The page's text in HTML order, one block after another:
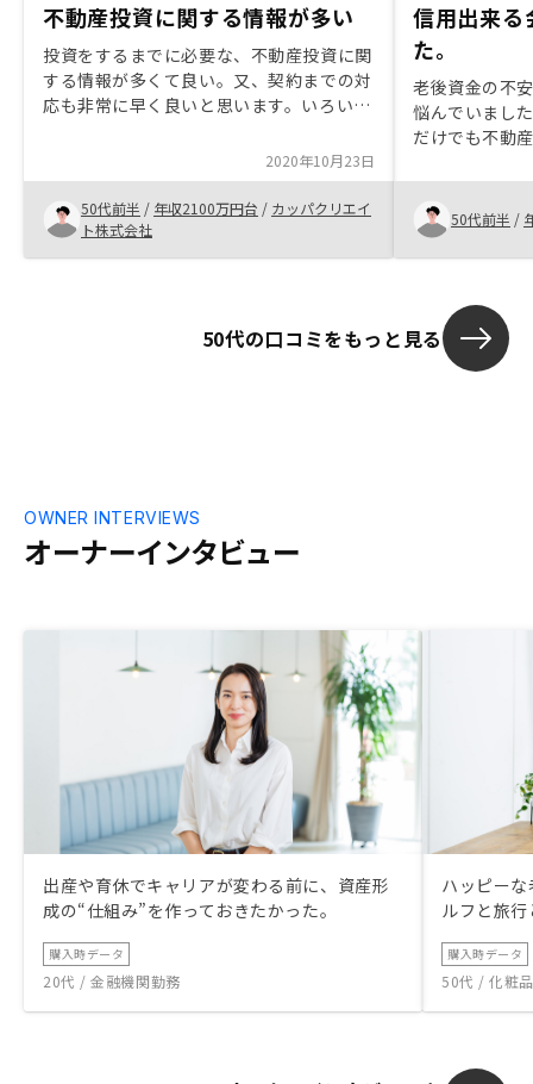
不動産投資に関する情報が多い
投資をするまでに必要な、不動産投資に関
する情報が多くて良い。又、契約までの対
応も非常に早く良いと思います。いろいろ
不動産投資の利点を比較出来るものが、
もっとあれば良いと思います。
2020年10月23日
50代前半 / 年収2100万円台 / カッパクリエイ
ト株式会社
信用出来る
た。
老後資金の不
悩んでいまし
だけでも不動
す。六本木の
企業で従業員
でした。物件
ると良いと思う
50代前半 /
50代の口コミをもっと見る
オーナーインタビュー
OWNER INTERVIEWS
出産や育休でキャリアが変わる前に、資産形
成の“仕組み”を作っておきたかった。
購入時データ
20代 / 金融機関勤務
ハッピー
ルフと旅
購入時データ
50代 / 化粧